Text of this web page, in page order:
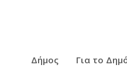
Δήμος Για το